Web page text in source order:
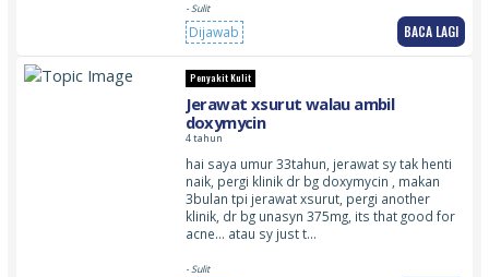
- Sulit
Dijawab BACA LAGI
Penyakit Kulit
Jerawat xsurut walau ambil
doxymycin
4 tahun
hai saya umur 33tahun, jerawat sy tak henti
naik, pergi klinik dr bg doxymycin , makan
3bulan tpi jerawat xsurut, pergi another
klinik, dr bg unasyn 375mg, its that good for
acne… atau sy just t…
- Sulit